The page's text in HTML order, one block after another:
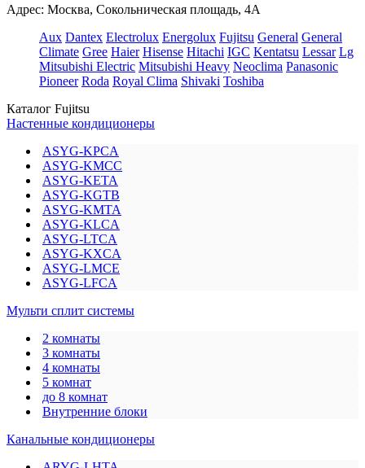
Адрес: Москва, Сокольническая площадь, 4А
Aux Dantex Electrolux Energolux Fujitsu General General
Climate Gree Haier Hisense Hitachi IGC Kentatsu Lessar Lg
Mitsubishi Electric Mitsubishi Heavy Neoclima Panasonic
Pioneer Roda Royal Clima Shivaki Toshiba
Каталог Fujitsu
Настенные кондиционеры
ASYG-KPCA
ASYG-KMCC
ASYG-KETA
ASYG-KGTB
ASYG-KMTA
ASYG-KLCA
ASYG-LTCA
ASYG-KXCA
ASYG-LMCE
ASYG-LFCA
Мульти сплит системы
2 комнаты
3 комнаты
4 комнаты
5 комнат
до 8 комнат
Внутренние блоки
Канальные кондиционеры